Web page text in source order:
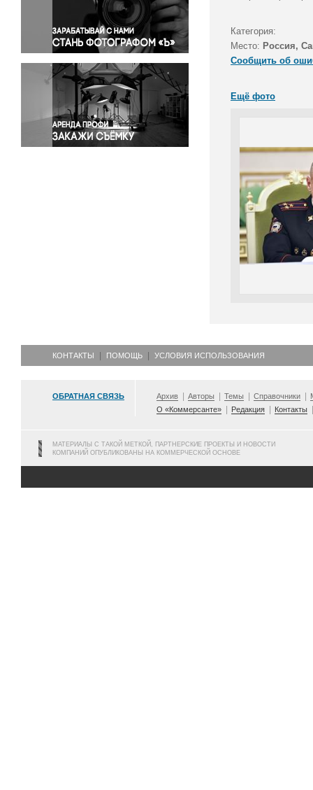
Правосудие
Происшествия и конфликты
Религия
Светская жизнь
Спорт
Экология
Экономика и бизнес
Категория:
Место: Россия,
Сообщить об
Ещё фото
КОНТАКТЫ ПОМОЩЬ УСЛОВИЯ ИСПОЛЬЗОВАНИЯ
ОБРАТНАЯ СВЯЗЬ Архив Авторы Темы Справочники
О «Коммерсанте»
Редакция Контакты
МАТЕРИАЛЫ С ТАКОЙ МЕТКОЙ, ПАРТНЕРСКИЕ ПРОЕКТЫ И НОВОСТИ
КОМПАНИЙ ОПУБЛИКОВАНЫ НА КОММЕРЧЕСКОЙ ОСНОВЕ